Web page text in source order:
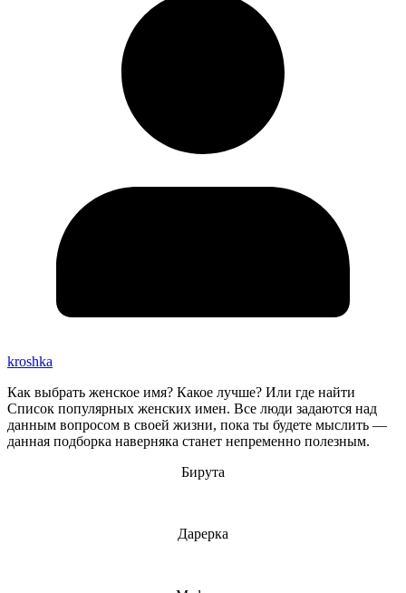
kroshka
Как выбрать женское имя? Какое лучше? Или где найти
Список популярных женских имен. Все люди задаются над
данным вопросом в своей жизни, пока ты будете мыслить —
данная подборка наверняка станет непременно полезным.
Бирута
Дарерка